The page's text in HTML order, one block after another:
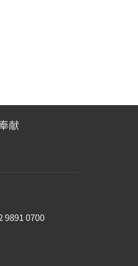
献
9891 0700